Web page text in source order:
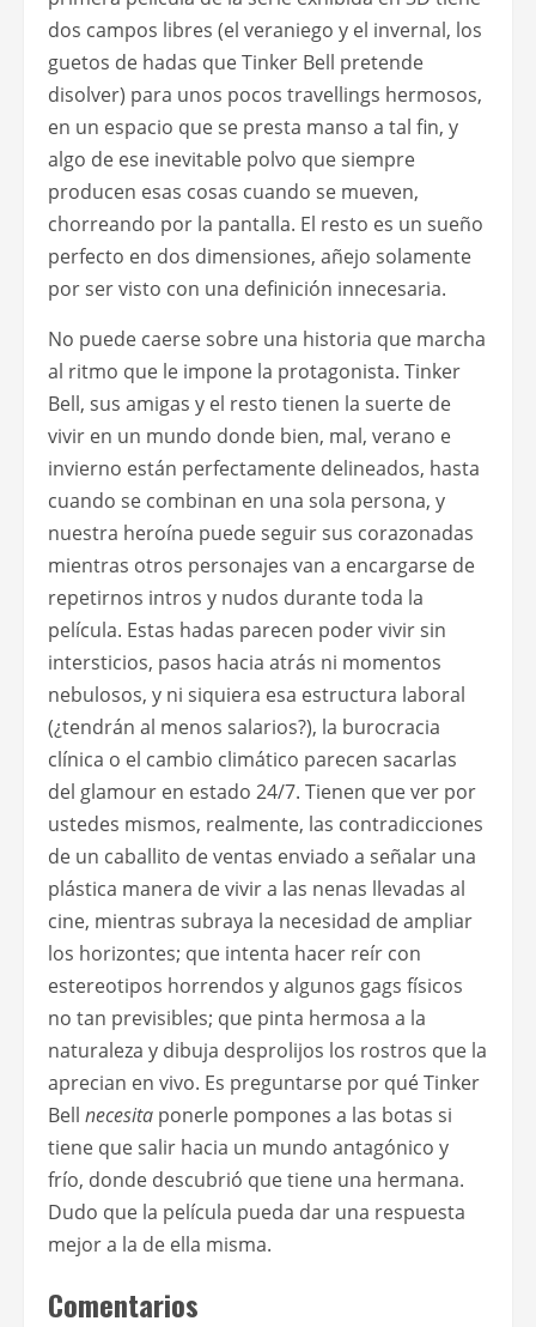
dos campos libres (el veraniego y el invernal, los
guetos de hadas que Tinker Bell pretende
disolver) para unos pocos travellings hermosos,
en un espacio que se presta manso a tal fin, y
algo de ese inevitable polvo que siempre
producen esas cosas cuando se mueven,
chorreando por la pantalla. El resto es un sueño
perfecto en dos dimensiones, añejo solamente
por ser visto con una definición innecesaria.
No puede caerse sobre una historia que marcha
al ritmo que le impone la protagonista. Tinker
Bell, sus amigas y el resto tienen la suerte de
vivir en un mundo donde bien, mal, verano e
invierno están perfectamente delineados, hasta
cuando se combinan en una sola persona, y
nuestra heroína puede seguir sus corazonadas
mientras otros personajes van a encargarse de
repetirnos intros y nudos durante toda la
película. Estas hadas parecen poder vivir sin
intersticios, pasos hacia atrás ni momentos
nebulosos, y ni siquiera esa estructura laboral
(¿tendrán al menos salarios?), la burocracia
clínica o el cambio climático parecen sacarlas
del glamour en estado 24/7. Tienen que ver por
ustedes mismos, realmente, las contradicciones
de un caballito de ventas enviado a señalar una
plástica manera de vivir a las nenas llevadas al
cine, mientras subraya la necesidad de ampliar
los horizontes; que intenta hacer reír con
estereotipos horrendos y algunos gags físicos
no tan previsibles; que pinta hermosa a la
naturaleza y dibuja desprolijos los rostros que la
aprecian en vivo. Es preguntarse por qué Tinker
Bell necesita ponerle pompones a las botas si
tiene que salir hacia un mundo antagónico y
frío, donde descubrió que tiene una hermana.
Dudo que la película pueda dar una respuesta
mejor a la de ella misma.
Comentarios